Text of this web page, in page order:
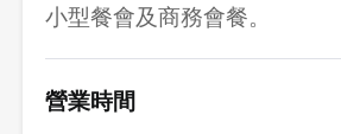
小型餐會及商務會餐。
營業時間